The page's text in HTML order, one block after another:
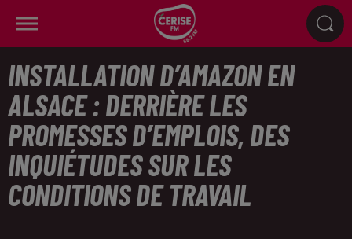
INSTALLATION D’AMAZON EN
ALSACE : DERRIÈRE LES
PROMESSES D’EMPLOIS, DES
INQUIÉTUDES SUR LES
CONDITIONS DE TRAVAIL